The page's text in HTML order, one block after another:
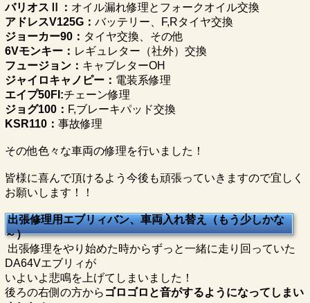
バリオスⅡ： オイル漏れ修理とフォークオイル交換
アドレスV125G： バッテリー、F,Rタイヤ交換
ジョーカー90： タイヤ交換、その他
6Vモンキー： レギュレター（社外）交換
フュージョン： キャブレターOH
ジャイロキャノピー： 電装系修理
エイプ50FI:チェーン修理
ジョグ100： F,ブレーキパッド交換
KSR110： 事故修理
その他色々な車両の修理を行いました！
皆様に喜んで頂けるよう今後も頑張っていきますので宜しく
お願いします！！
出張修理用エブリィバン、車両入れ替え（もう少しかな
～）
出張修理をやり始めた時からずっと一緒に走り回っていた
DA64Vエブリィが
いよいよ悲鳴を上げてしまいました！
後ろの右側の方から ゴロゴロと音がするようになってしまい